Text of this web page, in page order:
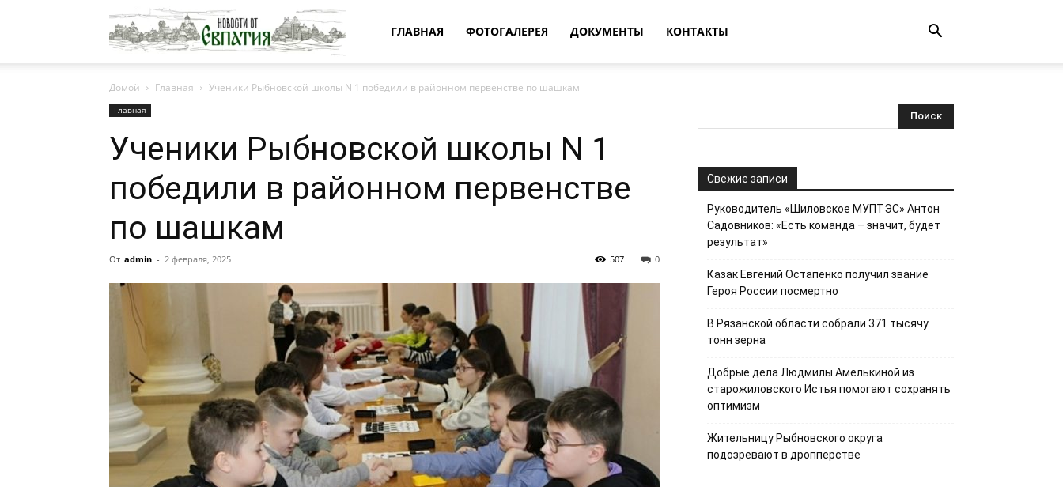
Новости
от
Евпатия
ГЛАВНАЯ ФОТОГАЛЕРЕЯ ДОКУМЕНТЫ КОНТАКТЫ
Домой Главная Ученики Рыбновской школы N 1 победили в районном первенстве по шашкам
Главная
Ученики Рыбновской школы N 1
победили в районном первенстве
по шашкам
От admin - 2 февраля, 2025 0
507
Свежие записи
Руководитель «Шиловское МУПТЭС» Антон
Садовников: «Есть команда – значит, будет
результат»
Казак Евгений Остапенко получил звание
Героя России посмертно
В Рязанской области собрали 371 тысячу
тонн зерна
Добрые дела Людмилы Амелькиной из
старожиловского Истья помогают сохранять
оптимизм
Жительницу Рыбновского округа
подозревают в дропперстве